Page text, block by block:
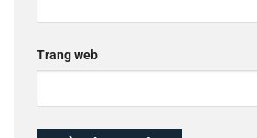
Trang web